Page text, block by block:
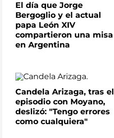
El día que Jorge
Bergoglio y el actual
papa León XIV
compartieron una misa
en Argentina
Candela Arizaga, tras el
episodio con Moyano,
deslizó: "Tengo errores
como cualquiera"